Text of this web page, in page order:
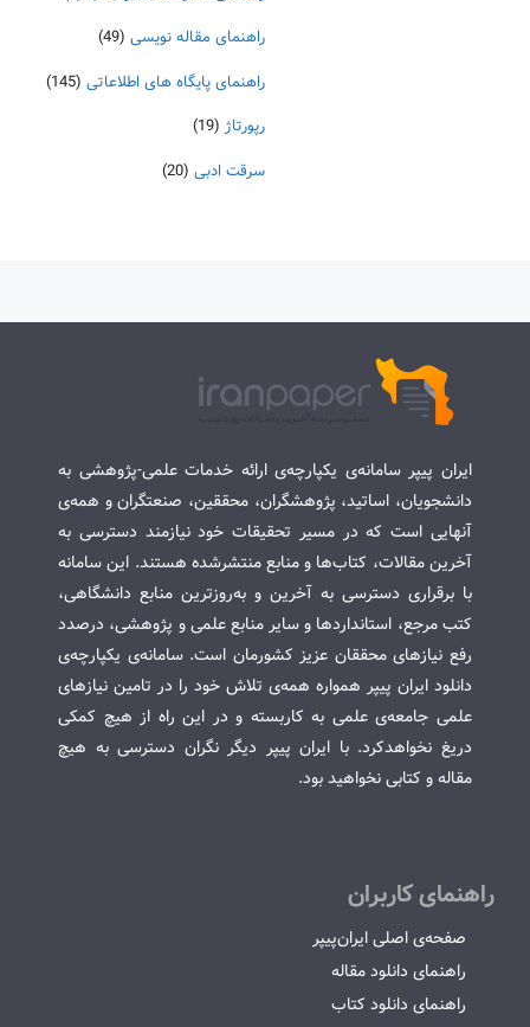
راهنمای مقاله نویسی (49)
راهنمای پایگاه های اطلاعاتی (145)
رپورتاژ (19)
سرقت ادبی (20)
ایران پیپر سامانه‌ی یکپارچه‌ی ارائه خدمات علمی-پژوهشی به
دانشجویان، اساتید، پژوهشگران، محققین، صنعتگران و همه‌ی
آنهایی است که در مسیر تحقیقات خود نیازمند دسترسی به
آخرین مقالات، کتاب‌ها و منابع منتشرشده هستند. این سامانه
با برقراری دسترسی به آخرین و به‌روزترین منابع دانشگاهی،
کتب مرجع، استانداردها و سایر منابع علمی و پژوهشی، درصدد
رفع نیازهای محققان عزیز کشورمان است. سامانه‌ی یکپارچه‌ی
دانلود ایران پیپر همواره همه‌ی تلاش خود را در تامین نیازهای
علمی جامعه‌ی علمی به کاربسته و در این راه از هیچ کمکی
دریغ نخواهدکرد. با ایران پیپر دیگر نگران دسترسی به هیچ
مقاله و کتابی نخواهید بود.
راهنمای کاربران
صفحه‌ی اصلی ایران‌پیپر
راهنمای دانلود مقاله
راهنمای دانلود کتاب